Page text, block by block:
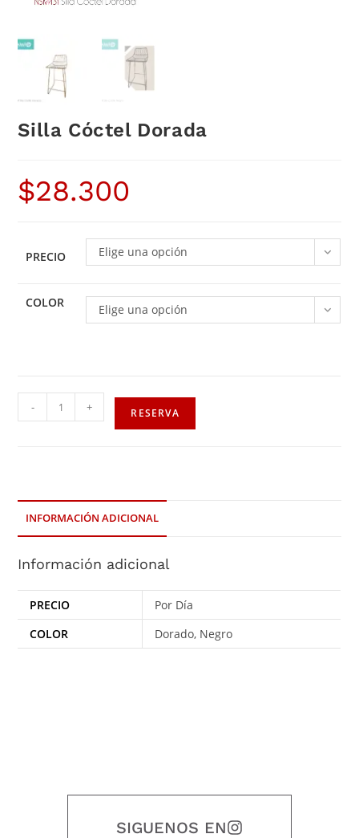
Silla Cóctel Dorada
$28.300
PRECIO Elige una opción
COLOR Elige una opción
- + RESERVA
INFORMACIÓN ADICIONAL
Información adicional
PRECIO
Por Día
COLOR
Dorado, Negro
SIGUENOS EN